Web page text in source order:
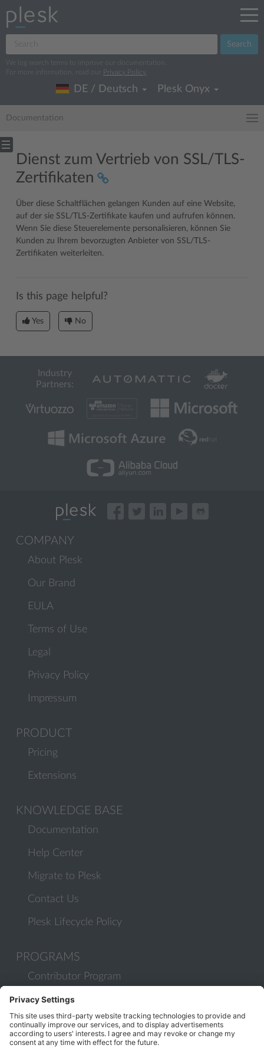
Search
We log search terms to improve our documentation.
For more information, read our
Privacy Policy
DE / Deutsch Plesk Onyx
Documentation
Dienst zum Vertrieb von SSL/TLS-
Zertifikaten
Über diese Schaltflächen gelangen Kunden auf eine Website,
auf der sie SSL/TLS-Zertifikate kaufen und aufrufen können.
Wenn Sie diese Steuerelemente personalisieren, können Sie
Kunden zu Ihrem bevorzugten Anbieter von SSL/TLS-
Zertifikaten weiterleiten.
Is this page helpful?
Yes No
Industry
Partners:
COMPANY
About Plesk
Our Brand
EULA
Terms of Use
Legal
Privacy Policy
Impressum
PRODUCT
Pricing
Extensions
KNOWLEDGE BASE
Documentation
Help Center
Migrate to Plesk
Contact Us
Plesk Lifecycle Policy
PROGRAMS
Contributor Program
Partner Program
COMMUNITY